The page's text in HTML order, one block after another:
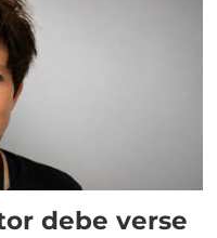
debe verse